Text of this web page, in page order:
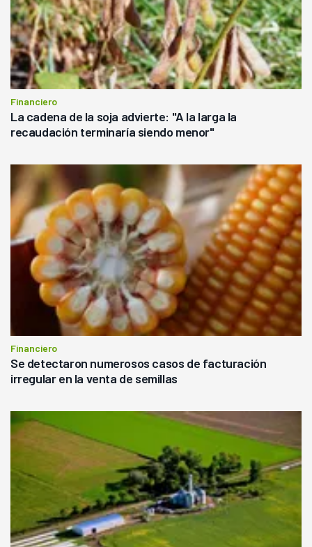
Financiero
La cadena de la soja advierte: "A la larga la
recaudación terminaría siendo menor"
Financiero
Se detectaron numerosos casos de facturación
irregular en la venta de semillas